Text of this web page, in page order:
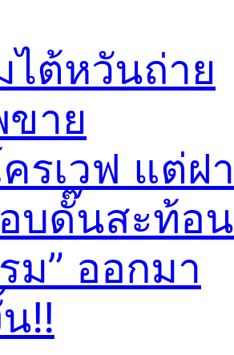
ต้หวันถ่าย
าย
รเวฟ แต่ฝา
บดั๊นสะท้อน
ม” ออกมา
!!